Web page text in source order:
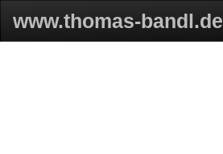
www.thomas-bandl.de